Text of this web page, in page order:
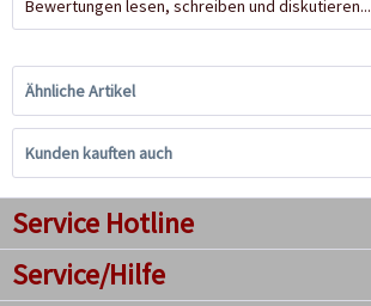
Bewertungen lesen, schreiben und diskutieren...
Ähnliche Artikel
Kunden kauften auch
Service Hotline
Service/Hilfe